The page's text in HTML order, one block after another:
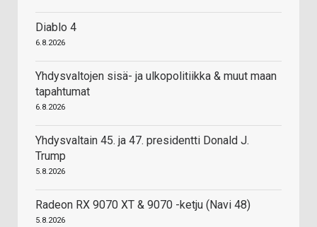
Diablo 4
6.8.2026
Yhdysvaltojen sisä- ja ulkopolitiikka & muut maan
tapahtumat
6.8.2026
Yhdysvaltain 45. ja 47. presidentti Donald J.
Trump
5.8.2026
Radeon RX 9070 XT & 9070 -ketju (Navi 48)
5.8.2026